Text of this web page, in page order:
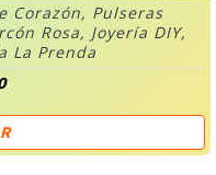
Corazón, Pulseras
Rosa, Joyería DIY,
La Prenda